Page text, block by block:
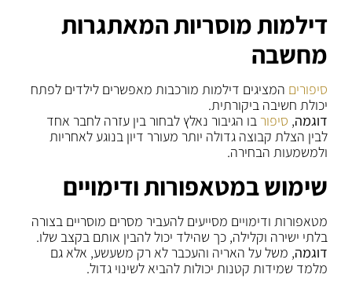
דילמות מוסריות המאתגרות
מחשבה
סיפורים המציגים דילמות מורכבות מאפשרים לילדים לפתח
יכולת חשיבה ביקורתית.
דוגמה, סיפורבו הגיבור נאלץ לבחור בין עזרה לחבר אחד
לבין הצלת קבוצה גדולה יותר מעורר דיון בנוגע לאחריות
ולמשמעות הבחירה.
שימוש במטאפורות ודימויים
מטאפורות ודימויים מסייעים להעביר מסרים מוסריים בצורה
בלתי ישירה וקלילה, כך שהילד יכול להבין אותם בקצב שלו.
דוגמה, משל על האריה והעכבר לא רק משעשע, אלא גם
מלמד שמידות קטנות יכולות להביא לשינוי גדול.